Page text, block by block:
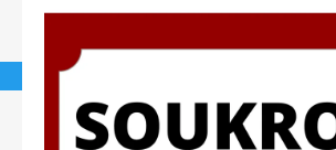
produktu
hvězdiček.